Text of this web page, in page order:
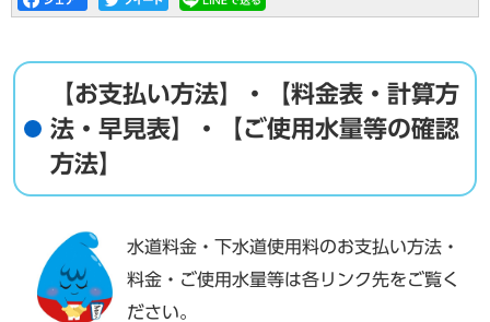
【お支払い方法】・【料金表・計算方
法・早見表】・【ご使用水量等の確認
方法】
水道料金・下水道使用料のお支払い方法・
料金・ご使用水量等は各リンク先をご覧く
ださい。